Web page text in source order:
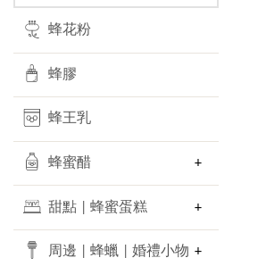
蜂花粉
蜂膠
蜂王乳
蜂蜜醋
甜點 | 蜂蜜蛋糕
周邊 | 蜂蠟 | 婚禮小物